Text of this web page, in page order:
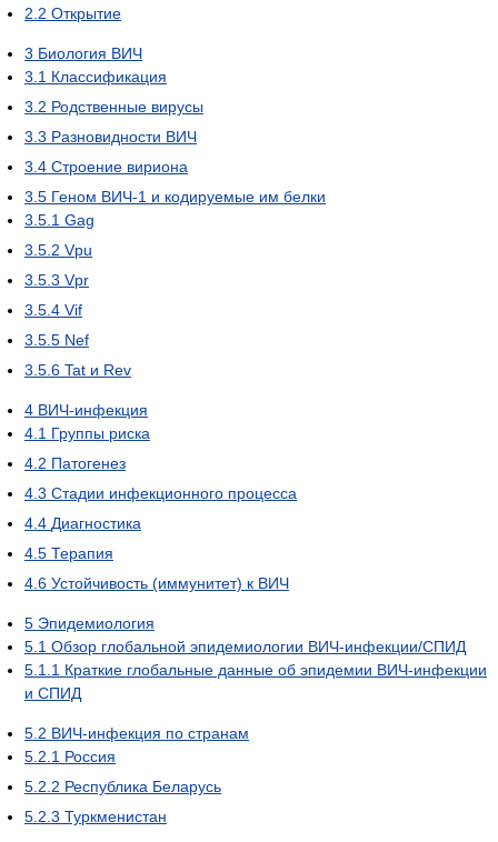
2.2 Открытие
3 Биология ВИЧ
3.1 Классификация
3.2 Родственные вирусы
3.3 Разновидности ВИЧ
3.4 Строение вириона
3.5 Геном ВИЧ-1 и кодируемые им белки
3.5.1 Gag
3.5.2 Vpu
3.5.3 Vpr
3.5.4 Vif
3.5.5 Nef
3.5.6 Tat и Rev
4 ВИЧ-инфекция
4.1 Группы риска
4.2 Патогенез
4.3 Стадии инфекционного процесса
4.4 Диагностика
4.5 Терапия
4.6 Устойчивость (иммунитет) к ВИЧ
5 Эпидемиология
5.1 Обзор глобальной эпидемиологии ВИЧ-инфекции/СПИД
5.1.1 Краткие глобальные данные об эпидемии ВИЧ-инфекции
и СПИД
5.2 ВИЧ-инфекция по странам
5.2.1 Россия
5.2.2 Республика Беларусь
5.2.3 Туркменистан